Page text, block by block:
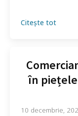
Citește tot
în
10 decembrie,